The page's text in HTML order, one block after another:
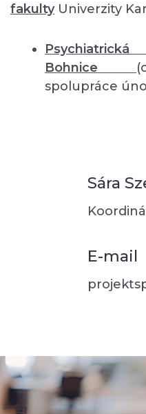
fakulty Univerzity
Bohnice
spolupráce
Sára
E-mail